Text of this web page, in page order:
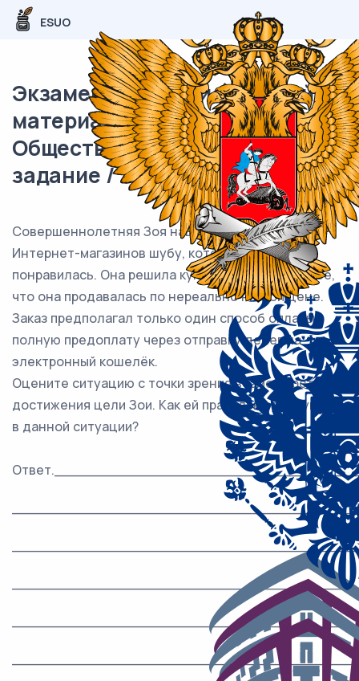
ESUO
Экзаменационный (типовой)
материал ВПР /
Обществознание / 8 класс / 08
задание / 104
Совершеннолетняя Зоя нашла в одном из
Интернет-магазинов шубу, которая ей очень
понравилась. Она решила купить шубу, тем более,
что она продавалась по нереально низкой цене.
Заказ предполагал только один способ оплаты:
полную предоплату через отправку денег на
электронный кошелёк.
Оцените ситуацию с точки зрения возможности
достижения цели Зои. Как ей правильно поступить
в данной ситуации?